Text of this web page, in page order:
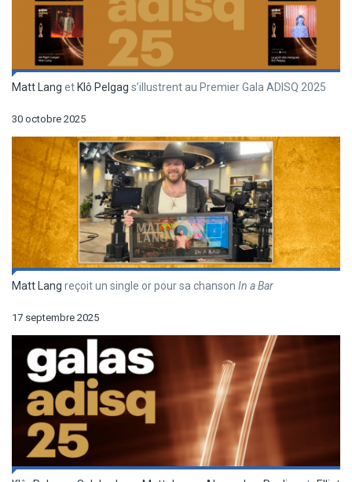
Matt Lang et Klô Pelgag s’illustrent au Premier Gala ADISQ 2025
30 octobre 2025
Matt Lang reçoit un single or pour sa chanson In a Bar
17 septembre 2025